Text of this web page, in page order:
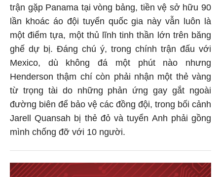
trận gặp Panama tại vòng bảng, tiền vệ sở hữu 90
lần khoác áo đội tuyển quốc gia này vẫn luôn là
một điểm tựa, một thủ lĩnh tinh thần lớn trên băng
ghế dự bị. Đáng chú ý, trong chính trận đấu với
Mexico, dù không đá một phút nào nhưng
Henderson thậm chí còn phải nhận một thẻ vàng
từ trọng tài do những phản ứng gay gắt ngoài
đường biên để bảo vệ các đồng đội, trong bối cảnh
Jarell Quansah bị thẻ đỏ và tuyển Anh phải gồng
mình chống đỡ với 10 người.